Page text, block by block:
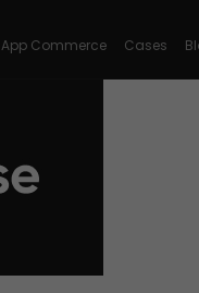
App Commerce Cases